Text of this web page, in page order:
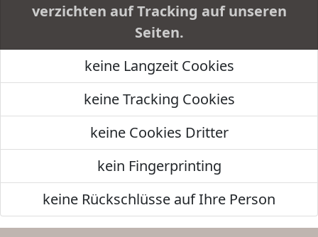
verzichten auf Tracking auf unseren
Seiten.
keine Langzeit Cookies
keine Tracking Cookies
keine Cookies Dritter
kein Fingerprinting
keine Rückschlüsse auf Ihre Person